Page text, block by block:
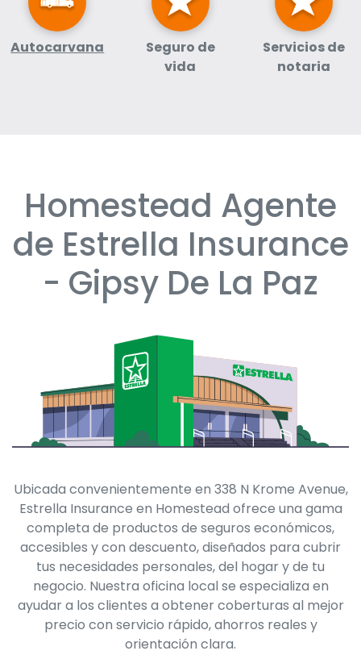
Autocarvana
Seguro de
vida
Servicios de
notaria
Skip
linkHomestead Agente
de Estrella Insurance
- Gipsy De La Paz
Ubicada convenientemente en 338 N Krome Avenue,
Estrella Insurance en Homestead ofrece una gama
completa de productos de seguros económicos,
accesibles y con descuento, diseñados para cubrir
tus necesidades personales, del hogar y de tu
negocio. Nuestra oficina local se especializa en
ayudar a los clientes a obtener coberturas al mejor
precio con servicio rápido, ahorros reales y
orientación clara.